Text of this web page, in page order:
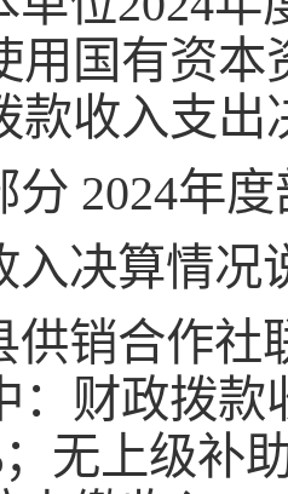
用国有资本
款收入支出
分 2024年
入决算情况
供销合作社
：财政拨款
；无上级补